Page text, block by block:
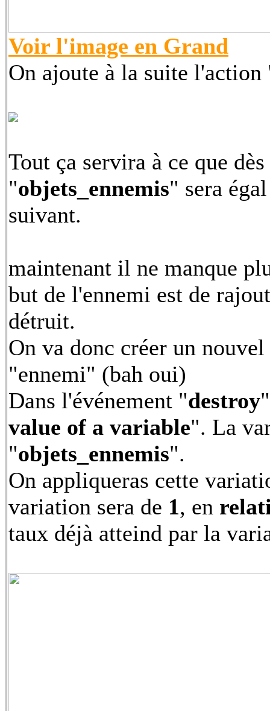
Voir l'image en Grand
On ajoute à la suite l'action
Tout ça servira à ce que
"objets_ennemis" sera
suivant.
maintenant il ne manque
but de l'ennemi est de
détruit.
On va donc créer un
"ennemi" (bah oui)
Dans l'événement "destroy
value of a variable". La
"objets_ennemis".
On appliqueras cette
variation sera de 1, en
taux déjà atteind par la